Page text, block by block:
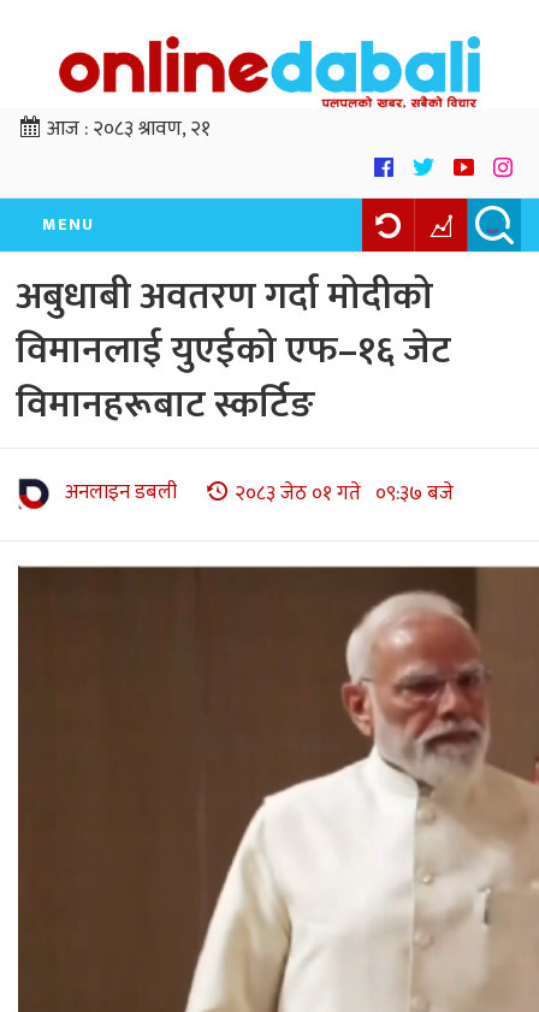
आज :२०८३ श्रावण, २१
MENU
अबुधाबी अवतरण गर्दा मोदीको
विमानलाई युएईको एफ–१६ जेट
विमानहरूबाट स्कर्टिङ
अनलाइन डबली २०८३ जेठ ०१ गते ०९:३७ बजे